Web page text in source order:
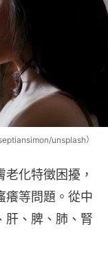
unsplash）
化特徵困擾，
癢等問題。從中
肝、脾、肺、腎